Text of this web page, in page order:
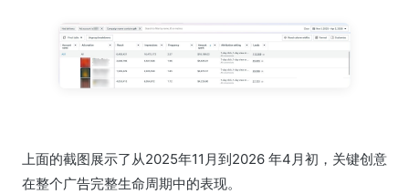
上面的截图展示了从2025年11月到2026 年4月初，关键创意
在整个广告完整生命周期中的表现。